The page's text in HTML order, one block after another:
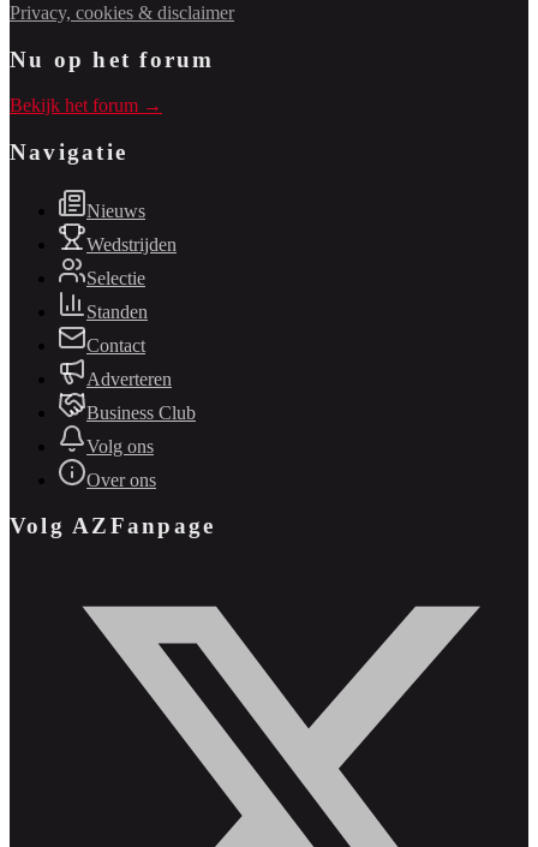
Privacy, cookies & disclaimer
Nu op het forum
Bekijk het forum →
Navigatie
Nieuws
Wedstrijden
Selectie
Standen
Contact
Adverteren
Business Club
Volg ons
Over ons
Volg AZFanpage